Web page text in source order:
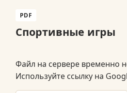
PDF
Спортивные игры
Файл на сервере временно
Используйте ссылку на